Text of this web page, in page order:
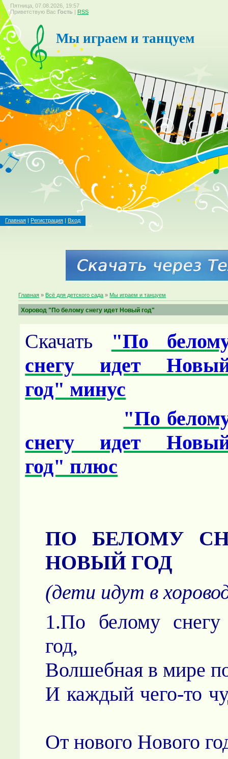
Пятница, 07.08.2026, 19:57
Приветствую Вас Гость | RSS
Мы играем и танцуем
Главная | Регистрация | Вход
Главная » Всё для детского сада » Мы играем и танцуем
Хоровод "По белому снегу идет Новый год"
Скачать "По
снегу идет
год" минус
"По
снегу идет
год" плюс
ПО БЕЛОМУ
НОВЫЙ ГОД
(дети идут в
1.По белому
год,
Волшебная в
И каждый чего-то
От нового Нового